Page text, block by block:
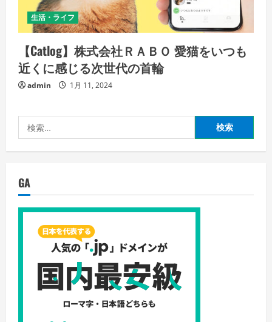
生活・ライフ
【Catlog】株式会社ＲＡＢＯ 愛猫をいつも
近くに感じる次世代の首輪
admin 1月 11, 2024
索:
GA